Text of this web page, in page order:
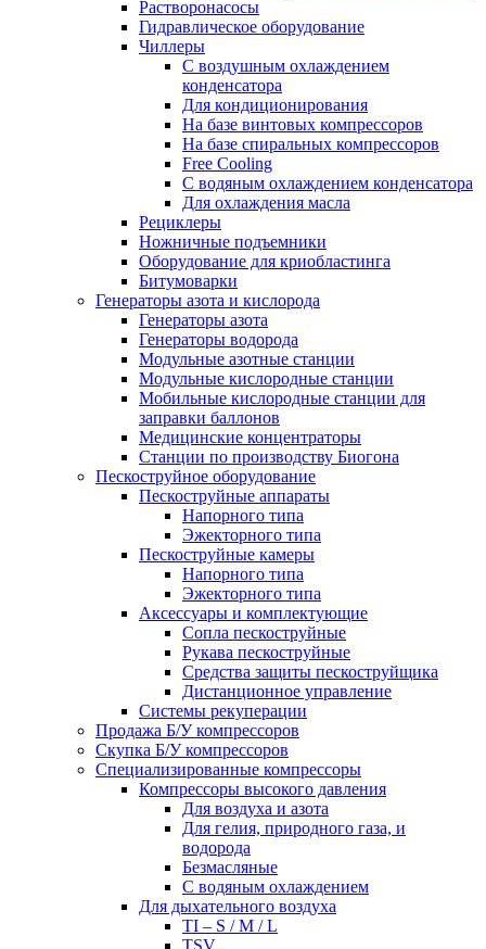
Растворонасосы
Гидравлическое оборудование
Чиллеры
С воздушным охлаждением
конденсатора
Для кондиционирования
На базе винтовых компрессоров
На базе спиральных компрессоров
Free Cooling
С водяным охлаждением конденсатора
Для охлаждения масла
Рециклеры
Ножничные подъемники
Оборудование для криобластинга
Битумоварки
Генераторы азота и кислорода
Генераторы азота
Генераторы водорода
Модульные азотные станции
Модульные кислородные станции
Мобильные кислородные станции для
заправки баллонов
Медицинские концентраторы
Станции по производству Биогона
Пескоструйное оборудование
Пескоструйные аппараты
Напорного типа
Эжекторного типа
Пескоструйные камеры
Напорного типа
Эжекторного типа
Аксессуары и комплектующие
Сопла пескоструйные
Рукава пескоструйные
Средства защиты пескоструйщика
Дистанционное управление
Системы рекуперации
Продажа Б/У компрессоров
Скупка Б/У компрессоров
Специализированные компрессоры
Компрессоры высокого давления
Для воздуха и азота
Для гелия, природного газа, и
водорода
Безмасляные
С водяным охлаждением
Для дыхательного воздуха
TI – S / M / L
TSV